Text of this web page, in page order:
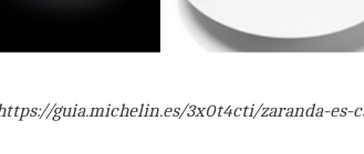
guia.michelin.es/3x0t4cti/zaranda-es-